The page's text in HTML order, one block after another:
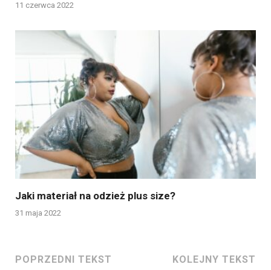
11 czerwca 2022
Jaki materiał na odzież plus size?
31 maja 2022
POPRZEDNI TEKST
KOLEJNY TEKST